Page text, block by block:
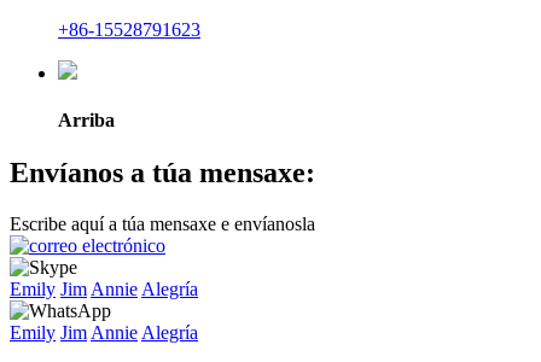
+86-15528791623
Arriba
Envíanos a túa mensaxe:
Escribe aquí a túa mensaxe e envíanosla
Emily Jim Annie Alegría
Emily Jim Annie Alegría